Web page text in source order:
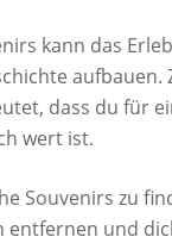
kann das
dass du für
wert ist.
Souvenirs zu
entfernen und